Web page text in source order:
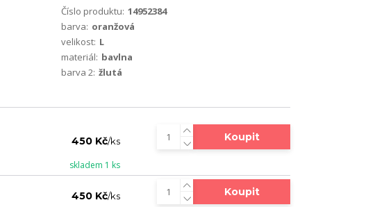
Číslo produktu: 14952384
barva: oranžová
velikost: L
materiál: bavlna
barva 2: žlutá
450 Kč/ks
skladem 1 ks
Koupit
450 Kč/ks Koupit